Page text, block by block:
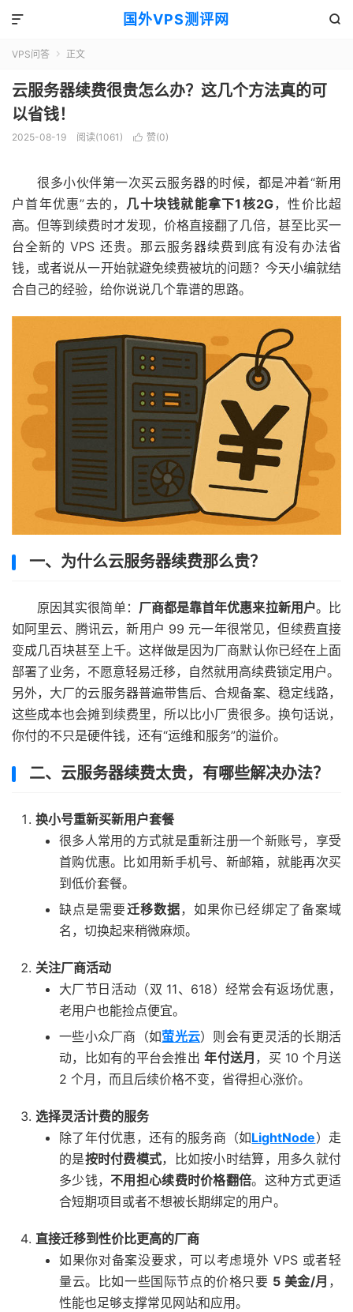
国外VPS测评网 

VPS问答  正文
云服务器续费很贵怎么办？这几个方法真的可
以省钱！
2025-08-19 阅读(1061)  赞(0)
很多小伙伴第一次买云服务器的时候，都是冲着“新用
户首年优惠”去的， 几十块钱就能拿下1核2G，性价比超
高。但等到续费时才发现，价格直接翻了几倍，甚至比买一
台全新的 VPS 还贵。那云服务器续费到底有没有办法省
钱，或者说从一开始就避免续费被坑的问题？今天小编就结
合自己的经验，给你说说几个靠谱的思路。
一、为什么云服务器续费那么贵？
原因其实很简单： 厂商都是靠首年优惠来拉新用户。比
如阿里云、腾讯云，新用户 99 元一年很常见，但续费直接
变成几百块甚至上千。这样做是因为厂商默认你已经在上面
部署了业务，不愿意轻易迁移，自然就用高续费锁定用户。
另外，大厂的云服务器普遍带售后、合规备案、稳定线路，
这些成本也会摊到续费里，所以比小厂贵很多。换句话说，
你付的不只是硬件钱，还有“运维和服务”的溢价。
二、云服务器续费太贵，有哪些解决办法？
换小号重新买新用户套餐
很多人常用的方式就是重新注册一个新账号，享受
首购优惠。比如用新手机号、新邮箱，就能再次买
到低价套餐。
缺点是需要迁移数据，如果你已经绑定了备案域
名，切换起来稍微麻烦。
关注厂商活动
大厂节日活动（双 11、618）经常会有返场优惠，
老用户也能捡点便宜。
一些小众厂商（如萤光云）则会有更灵活的长期活
动，比如有的平台会推出年付送月 ，买 10 个月送
2 个月，而且后续价格不变，省得担心涨价。
选择灵活计费的服务
除了年付优惠，还有的服务商（如LightNode）走
的是按时付费模式，比如按小时结算，用多久就付
多少钱，不用担心续费时价格翻倍。这种方式更适
合短期项目或者不想被长期绑定的用户。
直接迁移到性价比更高的厂商
如果你对备案没要求，可以考虑境外 VPS 或者轻
量云。比如一些国际节点的价格只要 5 美金/月 ，
性能也足够支撑常见网站和应用。